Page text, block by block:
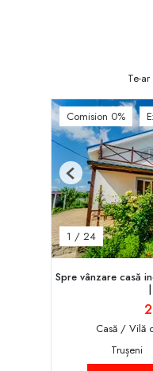
Te-
Comision 0%
1 / 24
Previous
Spre vânzare casă
Casă / Vilă
Trușeni